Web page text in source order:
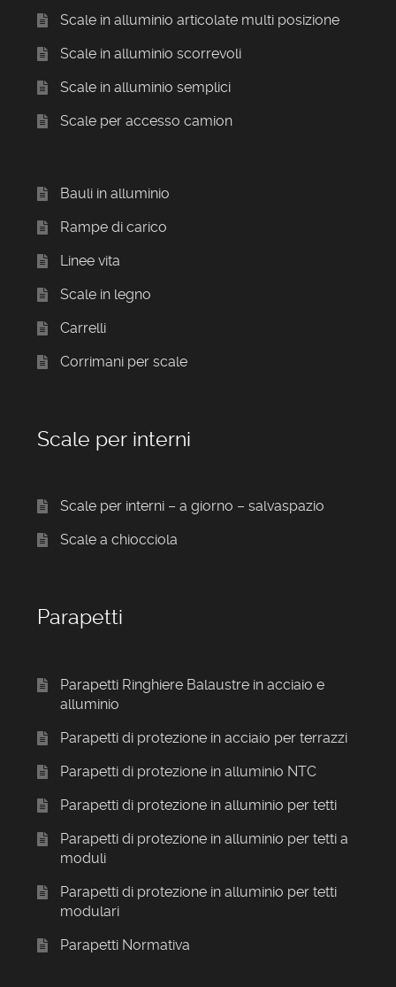
Scale in alluminio articolate multi posizione
Scale in alluminio scorrevoli
Scale in alluminio semplici
Scale per accesso camion
Bauli in alluminio
Rampe di carico
Linee vita
Scale in legno
Carrelli
Corrimani per scale
Scale per interni
Scale per interni – a giorno – salvaspazio
Scale a chiocciola
Parapetti
Parapetti Ringhiere Balaustre in acciaio e
alluminio
Parapetti di protezione in acciaio per terrazzi
Parapetti di protezione in alluminio NTC
Parapetti di protezione in alluminio per tetti
Parapetti di protezione in alluminio per tetti a
moduli
Parapetti di protezione in alluminio per tetti
modulari
Parapetti Normativa